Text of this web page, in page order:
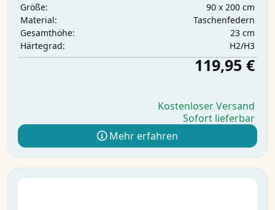
Größe:
90 x 200 cm
Material:
Taschenfedern
Gesamthöhe:
23 cm
Härtegrad:
H2/H3
119,95 €
Kostenloser Versand
Sofort lieferbar
Mehr erfahren